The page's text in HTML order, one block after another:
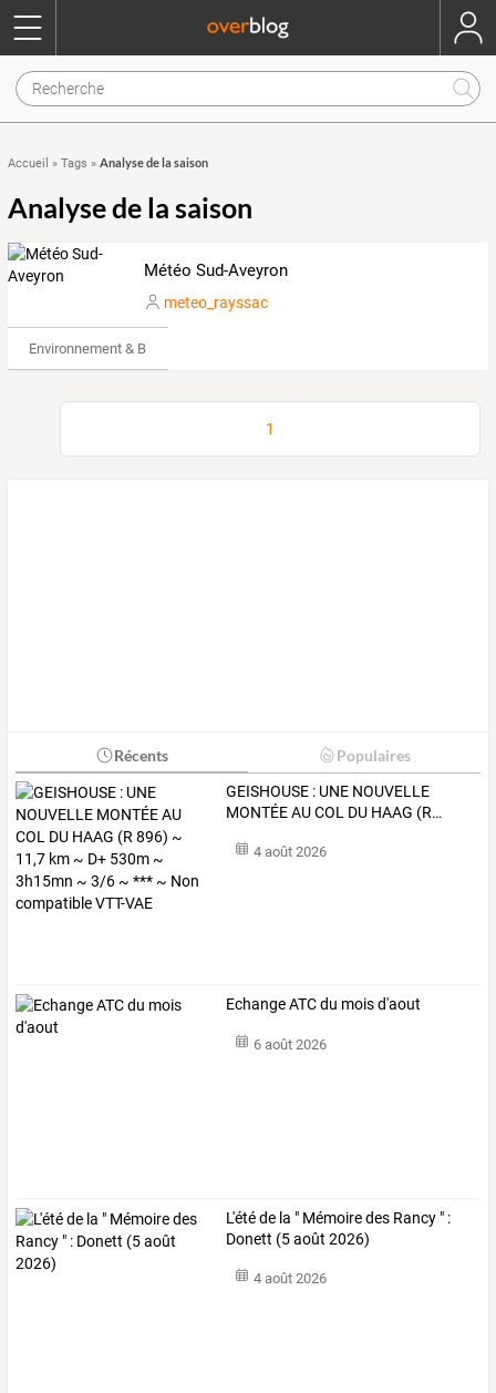
Accueil » Tags » Analyse de la saison
Analyse de la saison
Météo Sud-Aveyron
meteo_rayssac
Environnement & Bio
1
Récents Populaires
GEISHOUSE : UNE NOUVELLE
MONTÉEAUCOL DU HAAG (R…
4 août 2026
Echange ATC du mois d'aout
6 août 2026
L'été de la " Mémoire des Rancy " :
Donett (5 août 2026)
4 août 2026